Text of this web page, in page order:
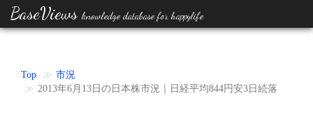
BaseViews knowledge database for happylife
Top
市況
2013年6月13日の日本株市況｜日経平均844円安3日続落